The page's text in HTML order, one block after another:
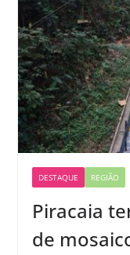
DESTAQUE REGIÃO
Piracaia
de